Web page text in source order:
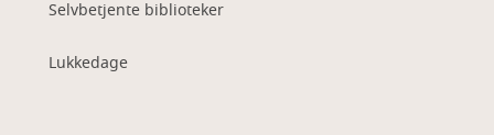
Selvbetjente biblioteker
Lukkedage